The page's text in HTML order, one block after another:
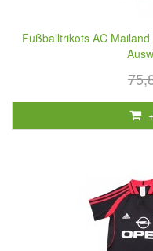
Fußballtrikots AC